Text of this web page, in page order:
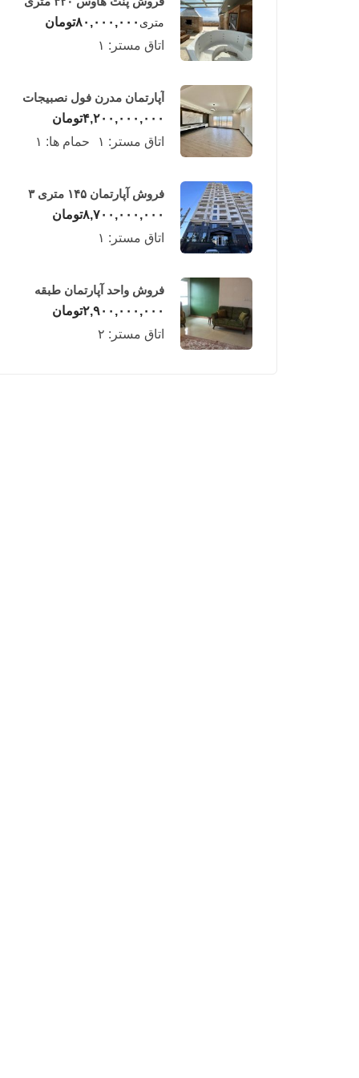
لوکس در طبقه چهاردهم
فریدونکنار
متری ۸۰,۰۰۰,۰۰۰تومان
اتاق مستر: ۱
آپارتمان مدرن فول نصبیجات
ساحلی/فریدونکنار
۴,۲۰۰,۰۰۰,۰۰۰تومان
اتاق مستر: ۱ حمام ها: ۱
فروش آپارتمان ۱۴۵ متری ۳
خوابه در فریدونکنار
۸,۷۰۰,۰۰۰,۰۰۰تومان
اتاق مستر: ۱
فروش واحد آپارتمان طبقه
چهارم در فریدونکنار
۲,۹۰۰,۰۰۰,۰۰۰تومان
اتاق مستر: ۲